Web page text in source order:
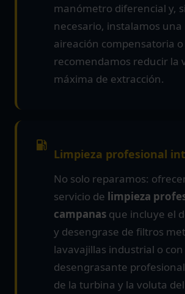
manómetro diferencial y,
necesario, instalamos una
aireación compensatoria o
recomendamos reducir la
máxima de extracción.
Limpieza profesional
No solo reparamos:
servicio de limpieza
campanas que incluye el
y desengrase de filtros
lavavajillas industrial o con
desengrasante
de la turbina y la voluta